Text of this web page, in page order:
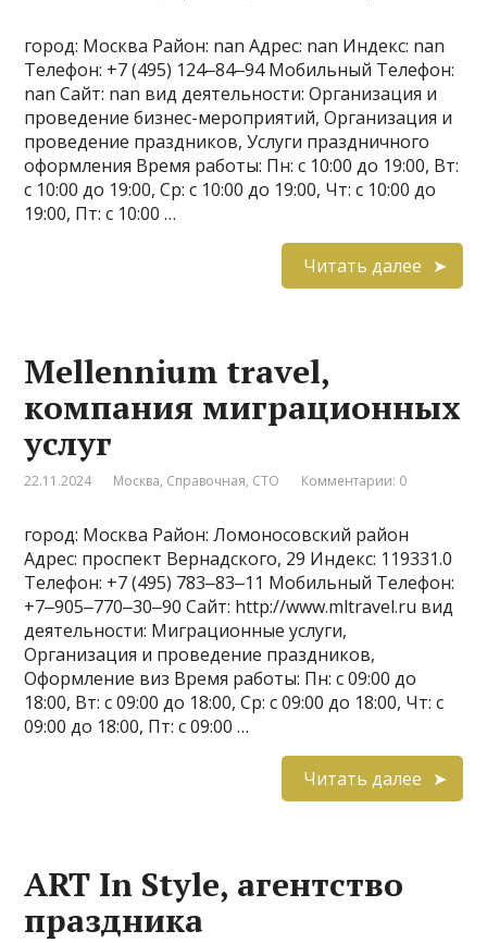
город: Москва Район: nan Адрес: nan Индекс: nan
Телефон: +7 (495) 124‒84‒94 Мобильный Телефон:
nan Сайт: nan вид деятельности: Организация и
проведение бизнес-мероприятий, Организация и
проведение праздников, Услуги праздничного
оформления Время работы: Пн: с 10:00 до 19:00, Вт:
с 10:00 до 19:00, Ср: с 10:00 до 19:00, Чт: с 10:00 до
19:00, Пт: с 10:00 …
Читать далее
Mellennium travel,
компания миграционных
услуг
22.11.2024 Москва, Справочная, СТО Комментарии: 0
город: Москва Район: Ломоносовский район
Адрес: проспект Вернадского, 29 Индекс: 119331.0
Телефон: +7 (495) 783‒83‒11 Мобильный Телефон:
+7‒905‒770‒30‒90 Сайт: http://www.mltravel.ru вид
деятельности: Миграционные услуги,
Организация и проведение праздников,
Оформление виз Время работы: Пн: с 09:00 до
18:00, Вт: с 09:00 до 18:00, Ср: с 09:00 до 18:00, Чт: с
09:00 до 18:00, Пт: с 09:00 …
Читать далее
ART In Style, агентство
праздника